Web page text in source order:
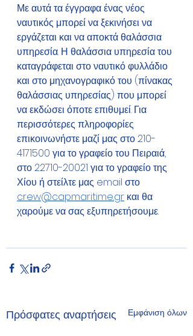
Με αυτά τα έγγραφα ένας νέος
ναυτικός μπορεί να ξεκινήσει να
εργάζεται και να αποκτά θαλάσσια
υπηρεσία. Η θαλάσσια υπηρεσία του
καταγράφεται στο ναυτικό φυλλάδιο
και στο μηχανογραφικό του (πίνακας
θαλάσσιας υπηρεσίας) που μπορεί
να εκδώσει όποτε επιθυμεί. Για
περισσότερες πληροφορίες
επικοινωνήστε μαζί μας στο 210-
4171500 για το γραφείο του Πειραιά,
στο 22710-20021 για το γραφείο της
Χίου ή στείλτε μας email στο
crew@capmaritime.gr και θα
χαρούμε να σας εξυπηρετήσουμε.
Πρόσφατες αναρτήσεις Εμφάνιση όλων